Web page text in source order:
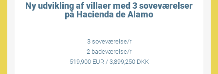
Ny udvikling af villaer med 3 soveværelser
på Hacienda de Alamo
3 soveværelse/r
2 badeværelse/r
519,900 EUR / 3,899,250 DKK